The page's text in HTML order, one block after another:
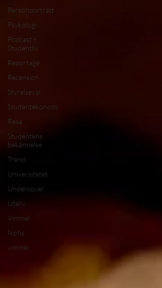
Personporträtt
Psykologi
Podcast -
Studentliv
Reportage
Recension
Styrelseval
Studentekonomi
Resa
Studentens
bekännelse
Trend
Universitetet
Undercover
Uteliv
Vimmel
Notis
vimmel